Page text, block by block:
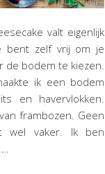
valt eigenlijk
bent zelf vrij om je
de bodem te kiezen.
ik een bodem
en havervlokken.
frambozen. Geen
wel vaker. Ik ben